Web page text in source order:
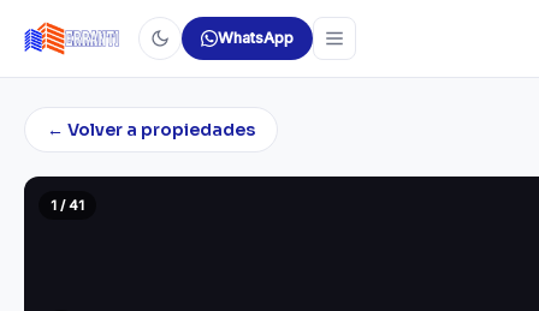
WhatsApp
← Volver a propiedades
1 / 41